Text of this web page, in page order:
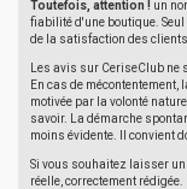
Toutefois, attention ! un
fiabilité d'une boutique.
de la satisfaction des
Les avis sur CeriseClub ne
En cas de
motivée par la volonté
savoir. La démarche
moins évidente. Il convient
Si vous souhaitez laisser un
réelle, correctement